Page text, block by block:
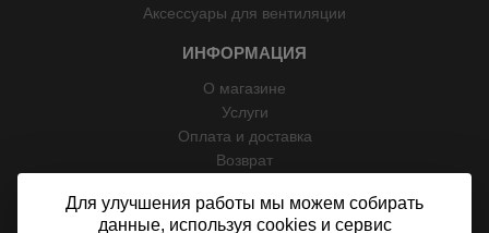
Аксессуары для вентиляции
ИНФОРМАЦИЯ
О магазине
Услуги
Оплата и доставка
Возврат
Контакты
Для улучшения работы мы можем собирать
данные, используя cookies и сервис